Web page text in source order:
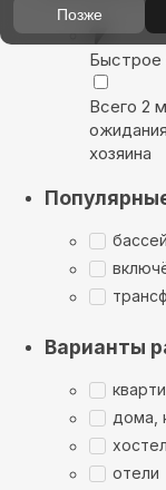
Быстрое
Всего 2
хозяина
Варианты
дома,
отели
Позже